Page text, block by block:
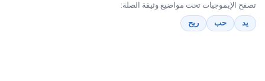
تصفح الإيموجيات تحت مواضيع وثيقة الصلة:
يد
حب ربح